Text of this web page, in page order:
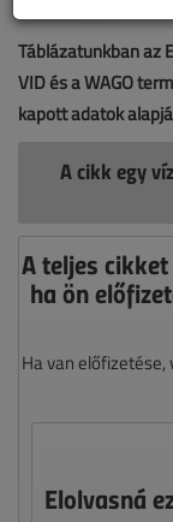
Táblázatunkban az
VID és a WAGO
kapott adatok
A cikk egy
A teljes
ha ön
Ha van
Elolvasná